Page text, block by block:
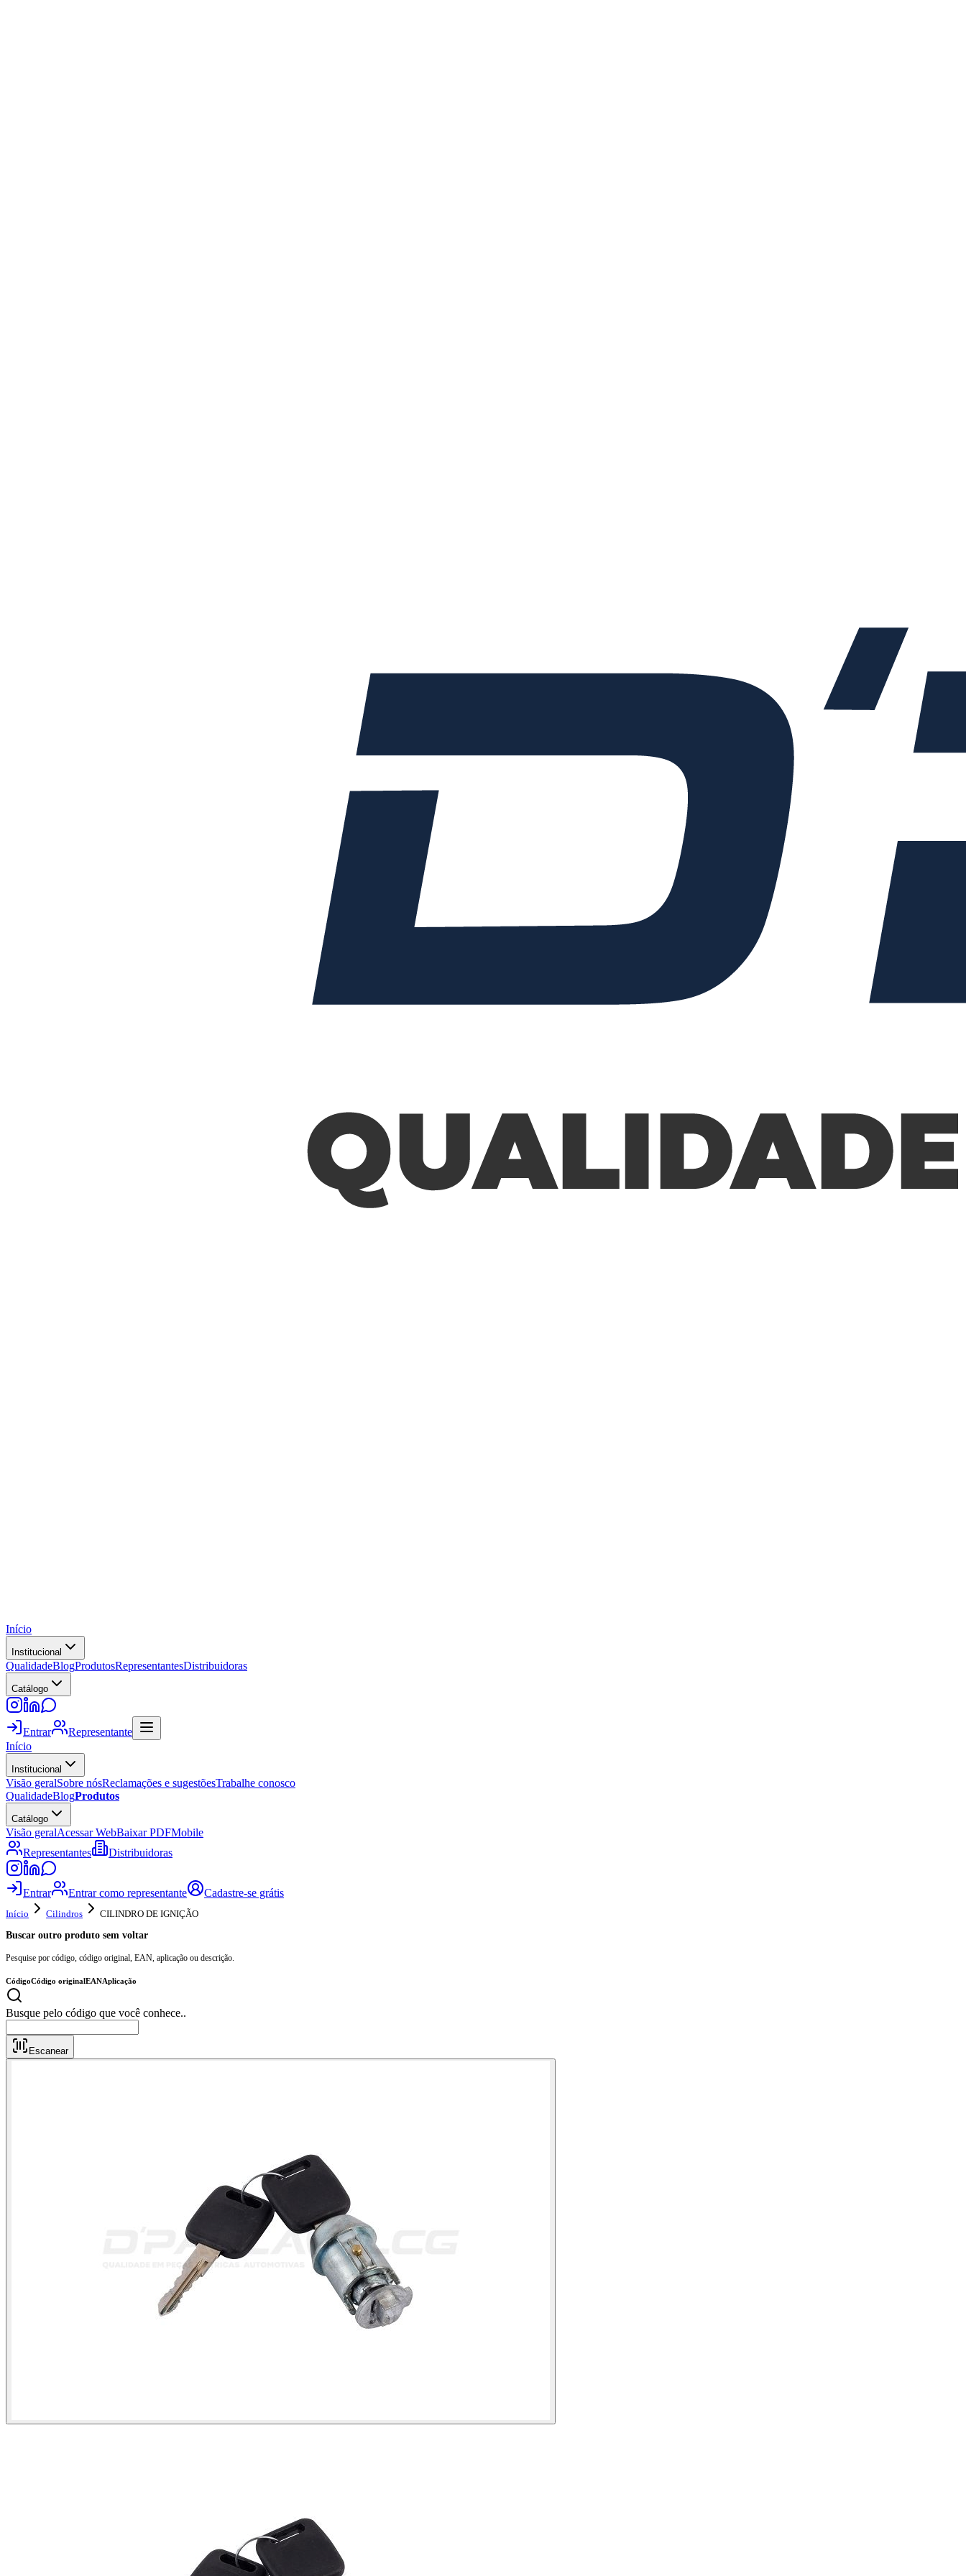
Início
Institucional
QualidadeBlogProdutosRepresentantesDistribuidoras
Catálogo
Entrar
Representante
Início
Institucional
Visão geralSobre nósReclamações e sugestõesTrabalhe conosco
QualidadeBlogProdutos
Catálogo
Visão geralAcessar WebBaixar PDFMobile
Representantes
Distribuidoras
Entrar Entrar como representante Cadastre-se grátis
Início Cilindros
CILINDRO DE IGNIÇÃO
Buscar outro produto sem voltar
Pesquise por código, código original, EAN, aplicação ou descrição.
CódigoCódigo originalEANAplicação
Busque pelo código
Escanear